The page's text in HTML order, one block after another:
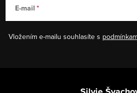
E-mail
Vložením e-mailu souhlasíte s